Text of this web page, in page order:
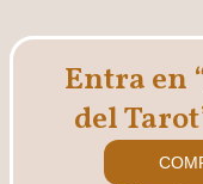
Entra en
del